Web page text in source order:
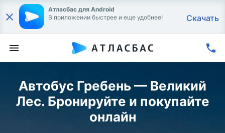
Атласбас для Android
В приложении быстрее и еще удобнее!
Скачать
Автобус Гребень — Великий
Лес. Бронируйте и покупайте
онлайн